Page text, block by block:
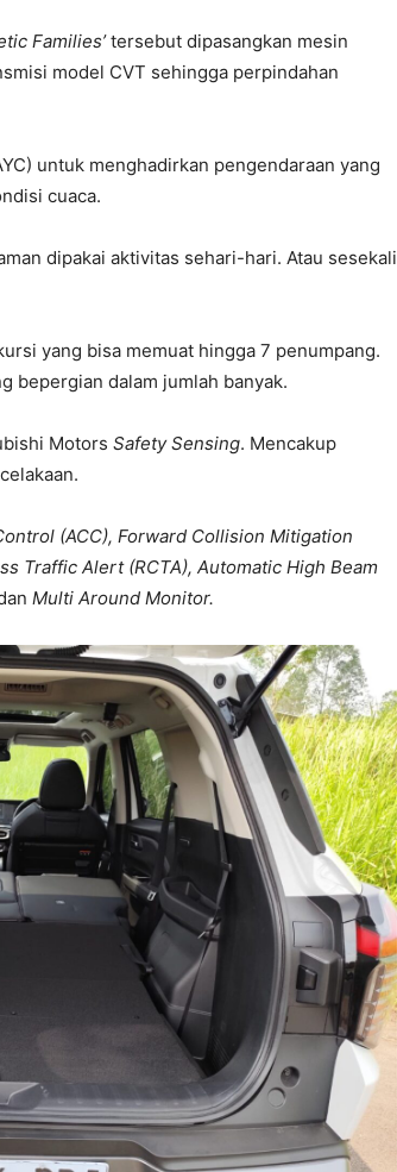
Families’tersebut dipasangkan mesin
model CVT sehingga perpindahan
untuk menghadirkan pengendaraan yang
cuaca.
dipakai aktivitas sehari-hari. Atau sesekali
yang bisa memuat hingga 7 penumpang.
bepergian dalam jumlah banyak.
Motors Safety Sensing. Mencakup
(ACC), Forward Collision Mitigation
Traffic Alert (RCTA), Automatic High Beam
Multi Around Monitor.